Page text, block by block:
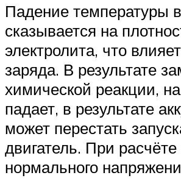
Падение температуры
сказывается на
электролита, что
заряда. В результате
химической реакции,
падает, в результате
может перестать
двигатель. При расчёте
нормального